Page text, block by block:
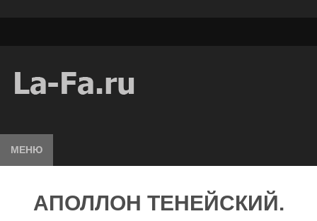
МЕНЮ
АПОЛЛОН ТЕНЕЙСКИЙ.